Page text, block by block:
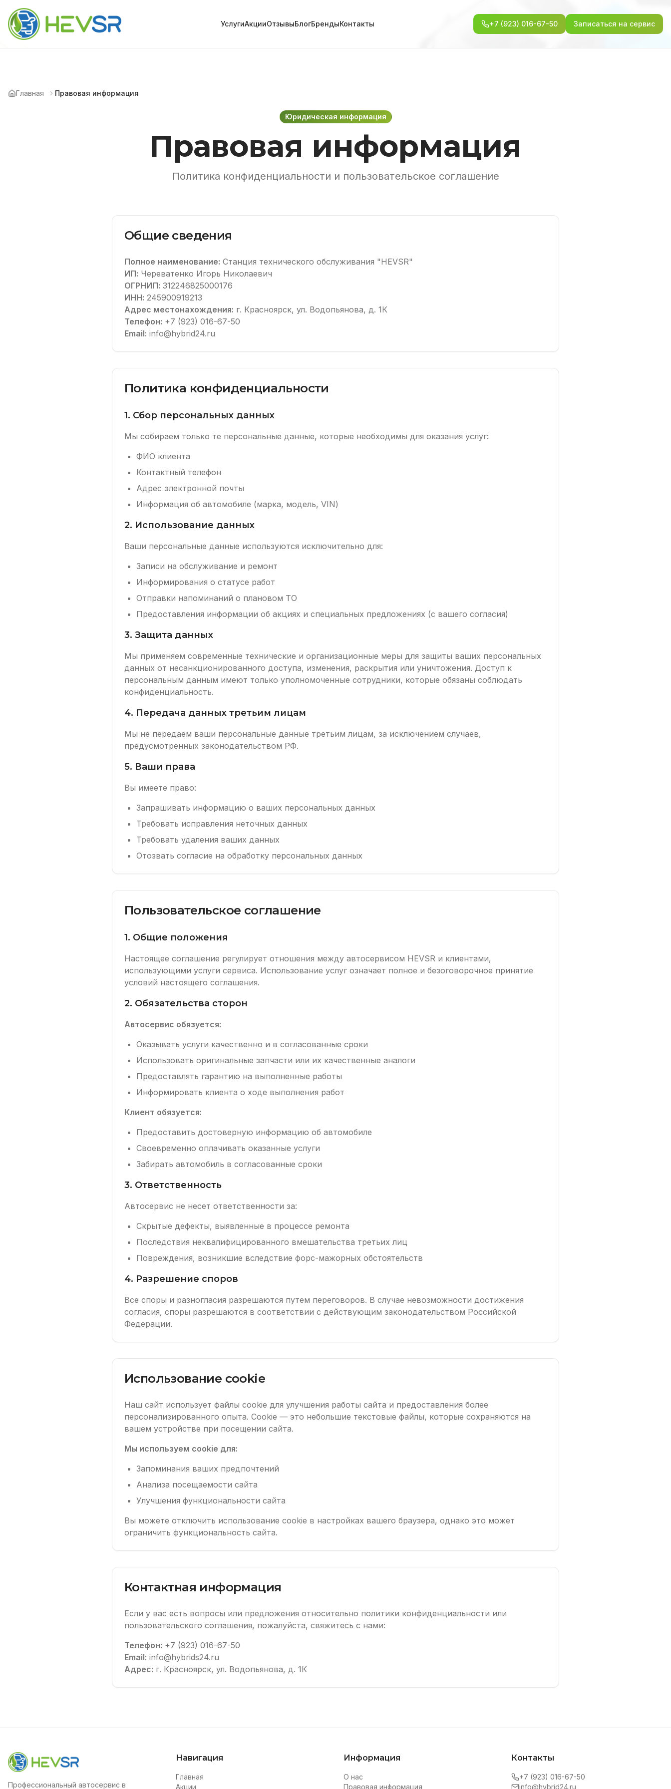
УслугиАкцииОтзывыБлогБрендыКонтакты +7 (923) 016-67-50 Записаться на сервис
Главная Правовая информация
Юридическая информация
Правовая информация
Политика конфиденциальности и пользовательское соглашение
Общие сведения
Полное наименование: Станция технического обслуживания "HEVSR"
ИП: Череватенко Игорь Николаевич
ОГРНИП: 312246825000176
ИНН: 245900919213
Адрес местонахождения: г. Красноярск, ул. Водопьянова, д. 1К
Телефон: +7 (923) 016-67-50
Email: info@hybrid24.ru
Политика конфиденциальности
1. Сбор персональных данных
Мы собираем только те персональные данные, которые необходимы для оказания услуг:
ФИО клиента
Контактный телефон
Адрес электронной почты
Информация об автомобиле (марка, модель, VIN)
2. Использование данных
Ваши персональные данные используются исключительно для:
Записи на обслуживание и ремонт
Информирования о статусе работ
Отправки напоминаний о плановом ТО
Предоставления информации об акциях и специальных предложениях (с вашего согласия)
3. Защита данных
Мы применяем современные технические и организационные меры для защиты ваших персональных
данных от несанкционированного доступа, изменения, раскрытия или уничтожения. Доступ к
персональным данным имеют только уполномоченные сотрудники, которые обязаны соблюдать
конфиденциальность.
4. Передача данных третьим лицам
Мы не передаем ваши персональные данные третьим лицам, за исключением случаев,
предусмотренных законодательством РФ.
5. Ваши права
Вы имеете право:
Запрашивать информацию о ваших персональных данных
Требовать исправления неточных данных
Требовать удаления ваших данных
Отозвать согласие на обработку персональных данных
Пользовательское соглашение
1. Общие положения
Настоящее соглашение регулирует отношения между автосервисом HEVSR и клиентами,
использующими услуги сервиса. Использование услуг означает полное и безоговорочное принятие
условий настоящего соглашения.
2. Обязательства сторон
Автосервис обязуется:
Оказывать услуги качественно и в согласованные сроки
Использовать оригинальные запчасти или их качественные аналоги
Предоставлять гарантию на выполненные работы
Информировать клиента о ходе выполнения работ
Клиент обязуется:
Предоставить достоверную информацию об автомобиле
Своевременно оплачивать оказанные услуги
Забирать автомобиль в согласованные сроки
3. Ответственность
Автосервис не несет ответственности за:
Скрытые дефекты, выявленные в процессе ремонта
Последствия неквалифицированного вмешательства третьих лиц
Повреждения, возникшие вследствие форс-мажорных обстоятельств
4. Разрешение споров
Все споры и разногласия разрешаются путем переговоров. В случае невозможности достижения
согласия, споры разрешаются в соответствии с действующим законодательством Российской
Федерации.
Использование cookie
Наш сайт использует файлы cookie для улучшения работы сайта и предоставления более
персонализированного опыта. Cookie — это небольшие текстовые файлы, которые сохраняются на
вашем устройстве при посещении сайта.
Мы используем cookie для:
Запоминания ваших предпочтений
Анализа посещаемости сайта
Улучшения функциональности сайта
Вы можете отключить использование cookie в настройках вашего браузера, однако это может
ограничить функциональность сайта.
Контактная информация
Если у вас есть вопросы или предложения относительно политики конфиденциальности или
пользовательского соглашения, пожалуйста, свяжитесь с нами:
Телефон: +7 (923) 016-67-50
Email: info@hybrids24.ru
Адрес: г. Красноярск, ул. Водопьянова, д. 1К
Профессиональный автосервис в
Навигация
Главная
Акции
Информация
О нас
Правовая информация
Контакты
+7 (923) 016-67-50
info@hybrid24.ru